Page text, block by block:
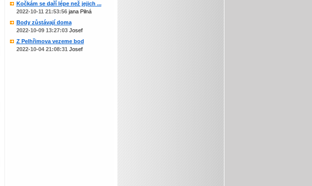
Kočkám se daří lépe než jejich ...
2022-10-11 21:53:56jana Pilná
Body zůstávají doma
2022-10-09 13:27:03Josef
Z Pelhřimova vezeme bod
2022-10-04 21:08:31 Josef